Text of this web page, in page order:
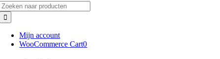
Mijn account
WooCommerce Cart0